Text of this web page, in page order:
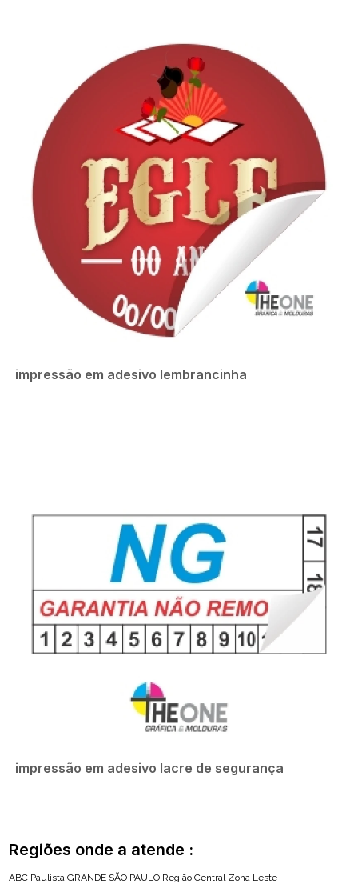
impressão em adesivo lembrancinha
impressão em adesivo lacre de segurança
Regiões onde a atende :
ABC Paulista GRANDE SÃO PAULO Região Central Zona Leste